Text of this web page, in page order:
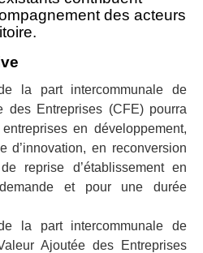
des acteurs
la part intercommunale de
des Entreprises (CFE) pourra
en développement,
d’innovation, en reconversion
reprise d’établissement en
et pour une durée
la part intercommunale de
Ajoutée des Entreprises